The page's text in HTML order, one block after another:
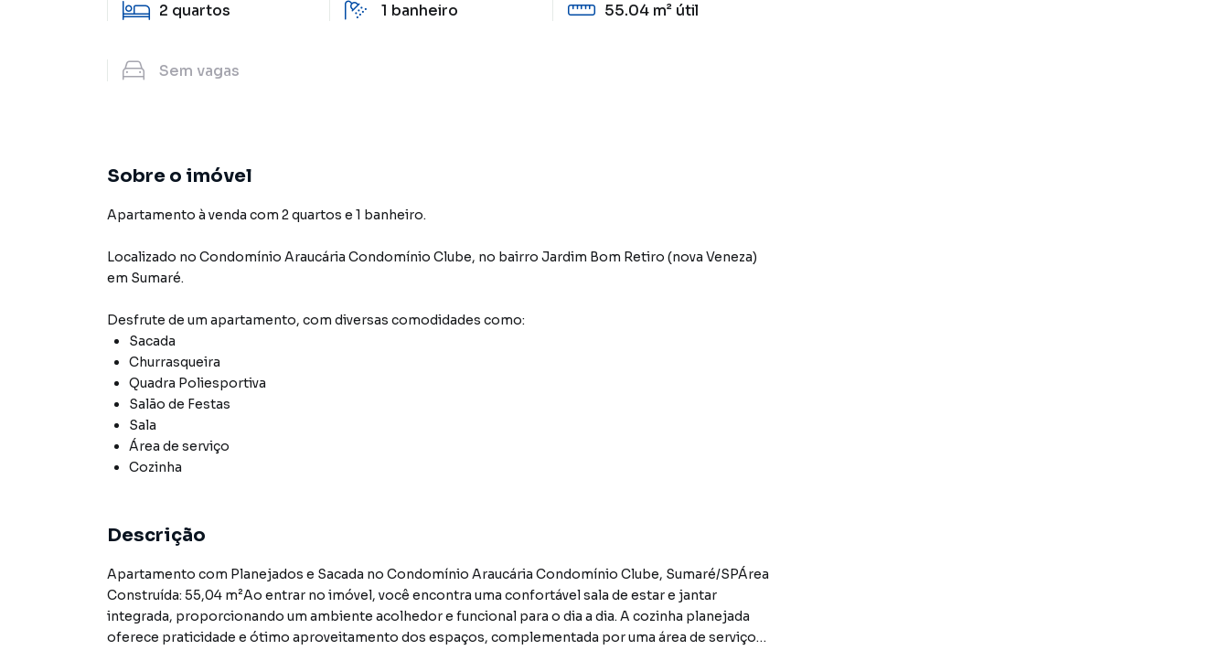
2 quartos 1 banheiro 55.04 m² útil
Sem vagas
Sobre o imóvel
Apartamento à venda com 2 quartos e 1 banheiro.
Localizado no Condomínio Araucária Condomínio Clube, no bairro Jardim Bom Retiro (nova Veneza)
em Sumaré.
Desfrute de um apartamento, com diversas comodidades como:
Sacada
Churrasqueira
Quadra Poliesportiva
Salão de Festas
Sala
Área de serviço
Cozinha
Descrição
Apartamento com Planejados e Sacada no Condomínio Araucária Condomínio Clube, Sumaré/SPÁrea
Construída: 55,04 m²Ao entrar no imóvel, você encontra uma confortável sala de estar e jantar
integrada, proporcionando um ambiente acolhedor e funcional para o dia a dia. A cozinha planejada
oferece praticidade e ótimo aproveitamento dos espaços, complementada por uma área de serviço